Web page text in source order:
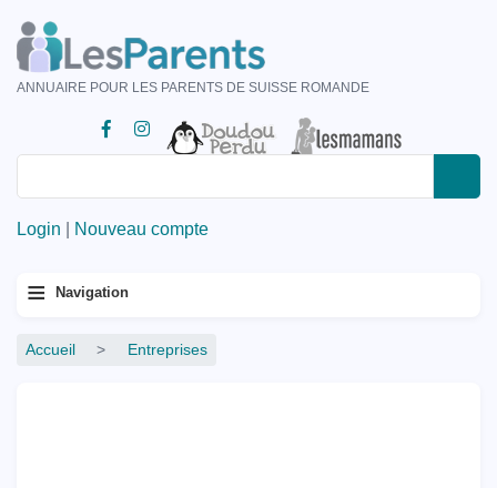
au
contenu
principal
ANNUAIRE POUR LES PARENTS DE SUISSE ROMANDE
Login Nouveau compte
Menu
≡ Navigation
Fil
Accueil Entreprises